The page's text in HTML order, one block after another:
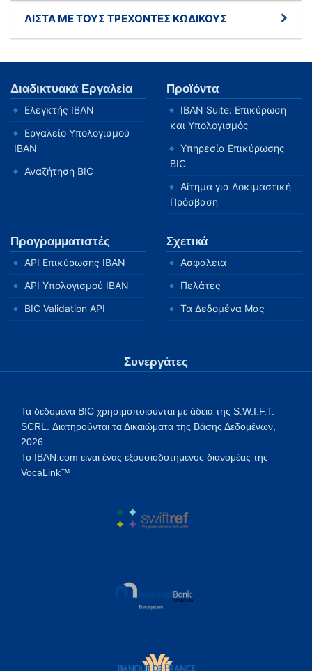
ΛΊΣΤΑ ΜΕ ΤΟΥΣ ΤΡΈΧΟΝΤΕΣ ΚΩΔΙΚΟΎΣ
Διαδικτυακά Εργαλεία
Ελεγκτής IBAN
Εργαλείο Υπολογισμού
IBAN
Αναζήτηση BIC
Προϊόντα
IBAN Suite: Επικύρωση
και Υπολογισμός
Υπηρεσία Επικύρωσης
BIC
Αίτημα για Δοκιμαστική
Πρόσβαση
Προγραμματιστές
API Επικύρωσης IBAN
API Υπολογισμού IBAN
BIC Validation API
Σχετικά
Ασφάλεια
Πελάτες
Τα Δεδομένα Μας
Συνεργάτες
Τα δεδομένα BIC χρησιμοποιούνται με άδεια της S.W.I.F.T.
SCRL. Διατηρούνται τα Δικαιώματα της Βάσης Δεδομένων,
2026.
Το IBAN.com είναι ένας εξουσιοδοτημένος διανομέας της
VocaLink™